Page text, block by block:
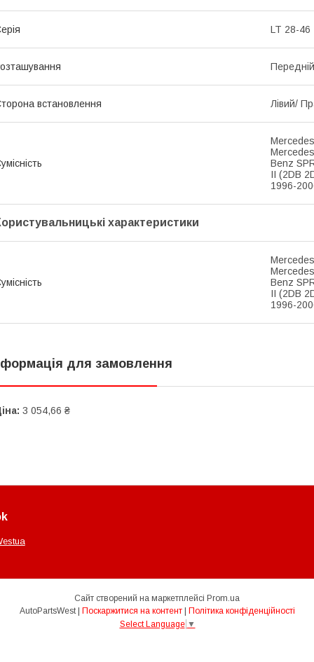
LT 28-46
встановлення Лівий/
Benz
II (2DB
1996-
характеристики
Benz
II (2DB
1996-
для замовлення
3 054,66 ₴
Сайт створений на маркетплейсі Prom.ua
Поскаржитися на контент
Політика конфіденційності
Select Language ▼